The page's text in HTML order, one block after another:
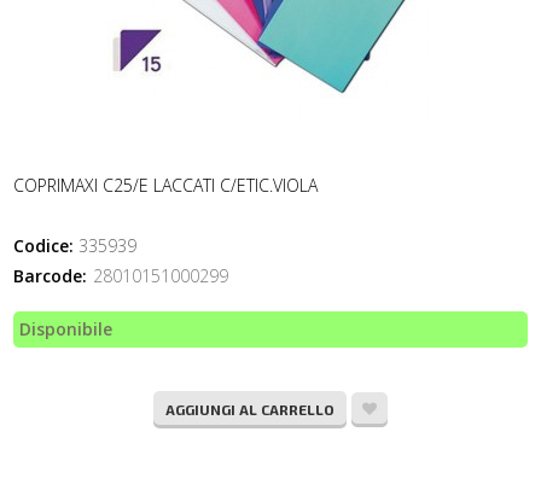
COPRIMAXI C25/E LACCATI C/ETIC.VIOLA
Codice: 335939
Barcode: 28010151000299
Disponibile
AGGIUNGI AL CARRELLO